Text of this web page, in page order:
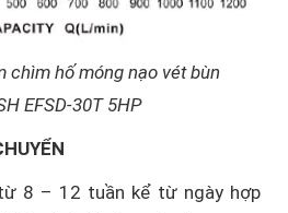
chìm hố móng nạo vét bùn
EFSD-30T 5HP
8 – 12 tuần kể từ ngày hợp